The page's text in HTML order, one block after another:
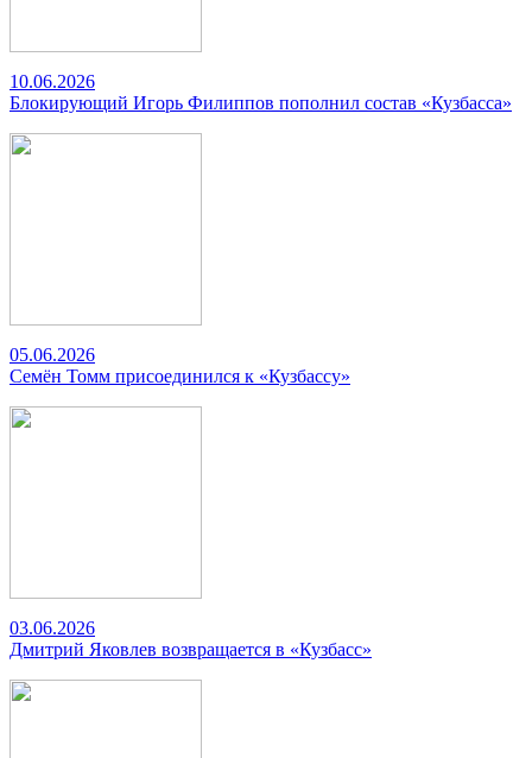
10.06.2026
Блокирующий Игорь Филиппов пополнил состав «Кузбасса»
05.06.2026
Семён Томм присоединился к «Кузбассу»
03.06.2026
Дмитрий Яковлев возвращается в «Кузбасс»